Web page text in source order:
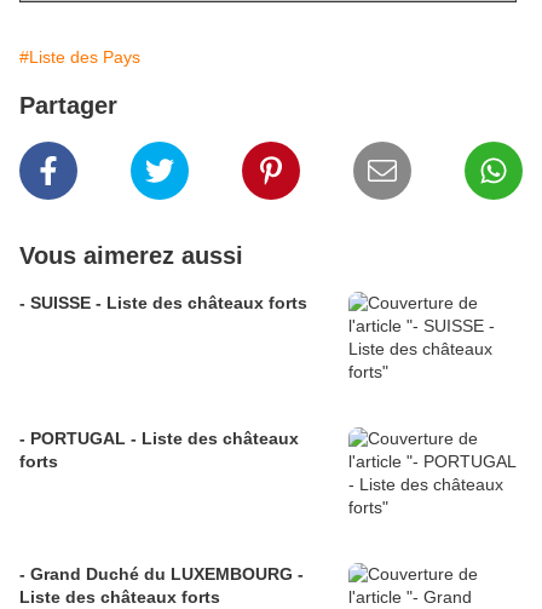
#Liste des Pays
Partager
Vous aimerez aussi
- SUISSE - Liste des châteaux forts
- PORTUGAL - Liste des châteaux
forts
- Grand Duché du LUXEMBOURG -
Liste des châteaux forts